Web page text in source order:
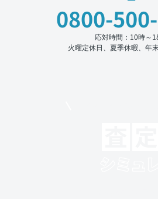
0800-
応対時間：10時～
火曜定休日、夏季休暇、年